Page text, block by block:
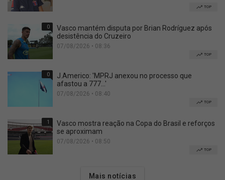
TOP
0
Vasco mantém disputa por Brian Rodríguez após
desistência do Cruzeiro
07/08/2026 • 08:36
TOP
0
J.Americo: 'MPRJ anexou no processo que
afastou a 777...'
07/08/2026 • 08:40
TOP
1
Vasco mostra reação na Copa do Brasil e reforços
se aproximam
07/08/2026 • 08:50
TOP
Mais notícias